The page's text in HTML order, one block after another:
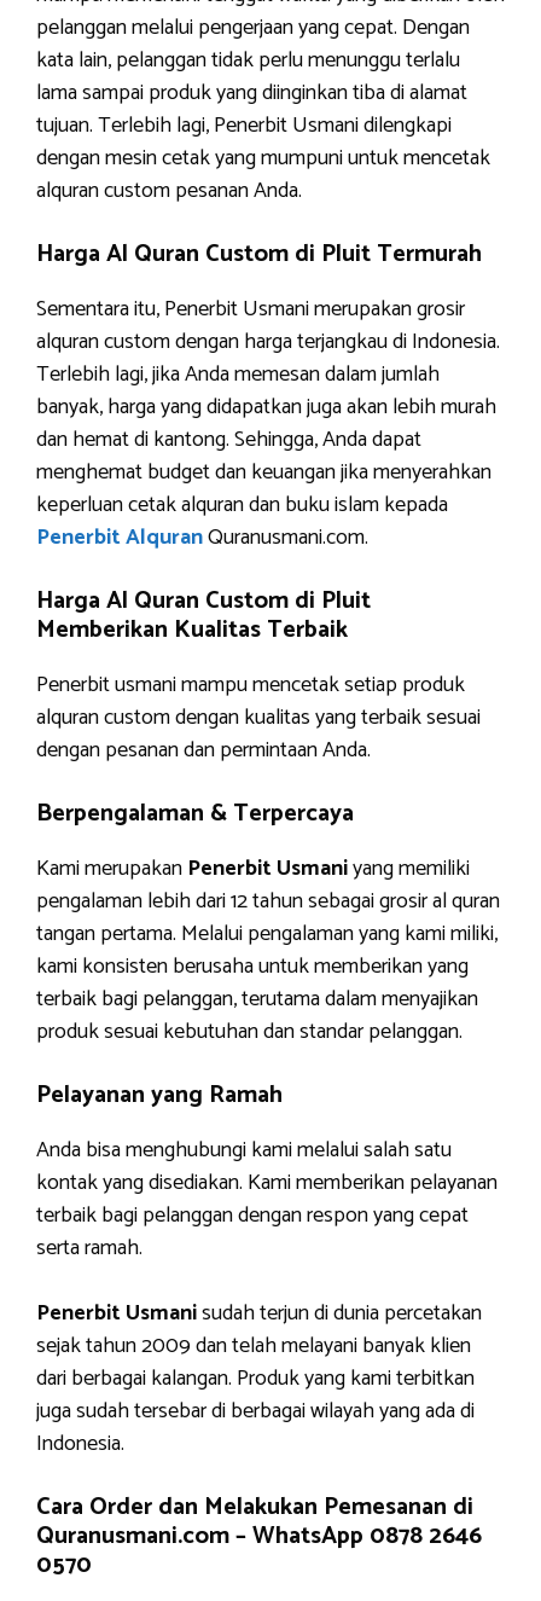
pelanggan melalui pengerjaan yang cepat. Dengan
kata lain, pelanggan tidak perlu menunggu terlalu
lama sampai produk yang diinginkan tiba di alamat
tujuan. Terlebih lagi, Penerbit Usmani dilengkapi
dengan mesin cetak yang mumpuni untuk mencetak
alquran custom pesanan Anda.
Harga Al Quran Custom di Pluit Termurah
Sementara itu, Penerbit Usmani merupakan grosir
alquran custom dengan harga terjangkau di Indonesia.
Terlebih lagi, jika Anda memesan dalam jumlah
banyak, harga yang didapatkan juga akan lebih murah
dan hemat di kantong. Sehingga, Anda dapat
menghemat budget dan keuangan jika menyerahkan
keperluan cetak alquran dan buku islam kepada
Penerbit AlquranQuranusmani.com.
Harga Al Quran Custom di Pluit
Memberikan Kualitas Terbaik
Penerbit usmani mampu mencetak setiap produk
alquran custom dengan kualitas yang terbaik sesuai
dengan pesanan dan permintaan Anda.
Berpengalaman & Terpercaya
Kami merupakan Penerbit Usmaniyang memiliki
pengalaman lebih dari 12 tahun sebagai grosir al quran
tangan pertama. Melalui pengalaman yang kami miliki,
kami konsisten berusaha untuk memberikan yang
terbaik bagi pelanggan, terutama dalam menyajikan
produk sesuai kebutuhan dan standar pelanggan.
Pelayanan yang Ramah
Anda bisa menghubungi kami melalui salah satu
kontak yang disediakan. Kami memberikan pelayanan
terbaik bagi pelanggan dengan respon yang cepat
serta ramah.
Penerbit Usmanisudah terjun di dunia percetakan
sejak tahun 2009 dan telah melayani banyak klien
dari berbagai kalangan. Produk yang kami terbitkan
juga sudah tersebar di berbagai wilayah yang ada di
Indonesia.
Cara Order dan Melakukan Pemesanan di
Quranusmani.com –WhatsApp 0878 2646
0570